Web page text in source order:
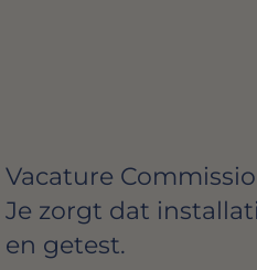
Vacature
Je zorgt dat
en getest.